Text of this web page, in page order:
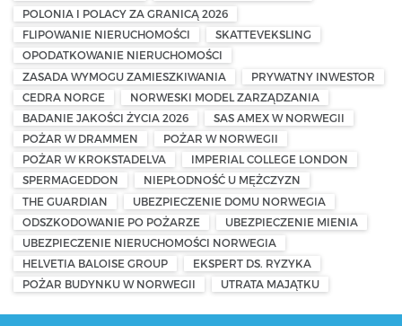
POLONIA I POLACY ZA GRANICĄ 2026
FLIPOWANIE NIERUCHOMOŚCI
SKATTEVEKSLING
OPODATKOWANIE NIERUCHOMOŚCI
ZASADA WYMOGU ZAMIESZKIWANIA
PRYWATNY INWESTOR
CEDRA NORGE
NORWESKI MODEL ZARZĄDZANIA
BADANIE JAKOŚCI ŻYCIA 2026
SAS AMEX W NORWEGII
POŻAR W DRAMMEN
POŻAR W NORWEGII
POŻAR W KROKSTADELVA
IMPERIAL COLLEGE LONDON
SPERMAGEDDON
NIEPŁODNOŚĆ U MĘŻCZYZN
THE GUARDIAN
UBEZPIECZENIE DOMU NORWEGIA
ODSZKODOWANIE PO POŻARZE
UBEZPIECZENIE MIENIA
UBEZPIECZENIE NIERUCHOMOŚCI NORWEGIA
HELVETIA BALOISE GROUP
EKSPERT DS. RYZYKA
POŻAR BUDYNKU W NORWEGII
UTRATA MAJĄTKU